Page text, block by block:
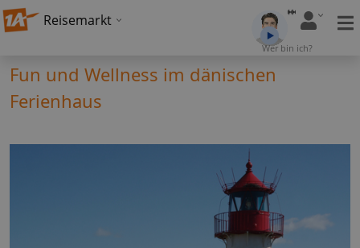
Reisemarkt
Wer bin ich?
Fun und Wellness im dänischen
Ferienhaus